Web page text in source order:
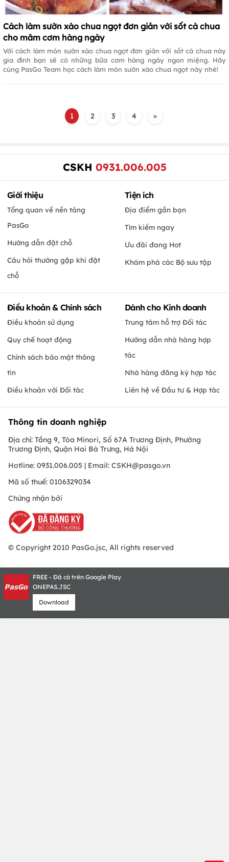
Cách làm sườn xào chua ngọt đơn giản với sốt cà chua
cho mâm cơm hàng ngày
Với cách làm món sườn xào chua ngọt đơn giản với sốt cà chua này
gia đình bạn sẽ có những bữa cơm hàng ngày ngon miệng. Hãy
cùng PasGo Team học cách làm món sườn xào chua ngọt này nhé!
1 2 3 4 »
CSKH 0931.006.005
Giới thiệu
Tổng quan về nền tảng
PasGo
Hướng dẫn đặt chỗ
Câu hỏi thường gặp khi đặt
chỗ
Tiện ích
Địa điểm gần bạn
Tìm kiếm ngay
Ưu đãi đang Hot
Khám phá các Bộ sưu tập
Điều khoản & Chính sách
Điều khoản sử dụng
Quy chế hoạt động
Chính sách bảo mật thông
tin
Điều khoản với Đối tác
Dành cho Kinh doanh
Trung tâm hỗ trợ Đối tác
Hướng dẫn nhà hàng hợp
tác
Nhà hàng đăng ký hợp tác
Liên hệ về Đầu tư & Hợp tác
Thông tin doanh nghiệp
Địa chỉ: Tầng 9, Tòa Minori, Số 67A Trương Định, Phường
Trương Định, Quận Hai Bà Trưng, Hà Nội
Hotline: 0931.006.005 | Email: CSKH@pasgo.vn
Mã số thuế: 0106329034
Chứng nhận bởi
© Copyright 2010 PasGo.jsc, All rights reserved
FREE - Đã có trên Google Play
ONEPAS.JSC
Download